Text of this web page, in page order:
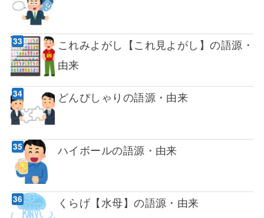
これみよがし【これ見よがし】の語源・
由来
どんぴしゃりの語源・由来
ハイボールの語源・由来
くらげ【水母】の語源・由来